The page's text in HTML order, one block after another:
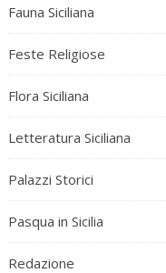
Fauna Siciliana
Feste Religiose
Flora Siciliana
Letteratura Siciliana
Palazzi Storici
Pasqua in Sicilia
Redazione